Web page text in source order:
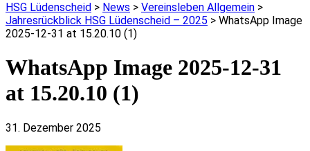
HSG Lüdenscheid > News > Vereinsleben Allgemein >
Jahresrückblick HSG Lüdenscheid – 2025 > WhatsApp Image
2025-12-31 at 15.20.10 (1)
WhatsApp Image 2025-12-31
at 15.20.10 (1)
31. Dezember 2025